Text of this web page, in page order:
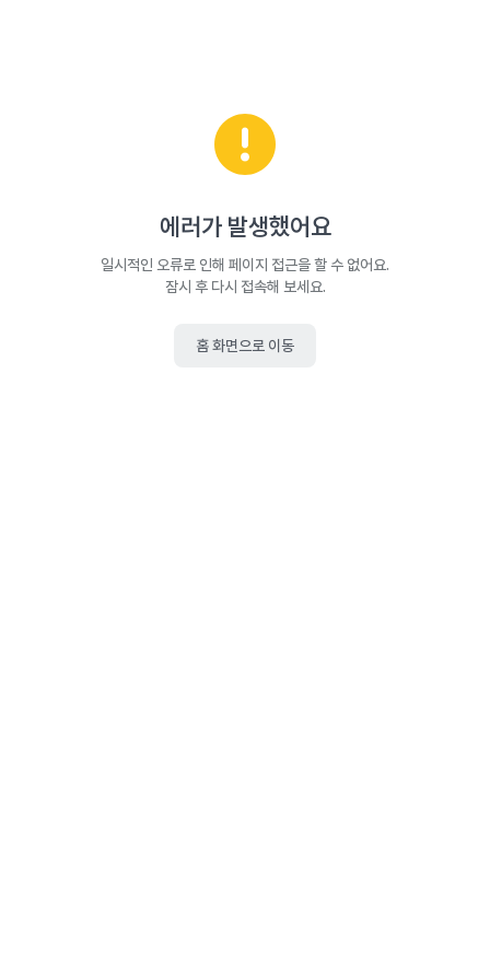
에러가 발생했어요
일시적인 오류로 인해 페이지 접근을 할 수 없어요.
잠시 후 다시 접속해 보세요.
홈 화면으로 이동